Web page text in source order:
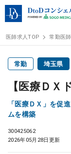
医師求人
非常勤検索 アルバ
医師求人TOP 常勤医
常勤 埼玉県
【医療ＤＸ
「医療ＤＸ」を促
ムを構築
300425062
2026年05月28日更新